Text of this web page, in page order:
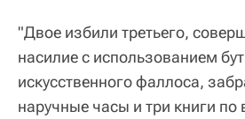
"Двое избили третьего,
насилие с использованием
искусственного фаллоса,
наручные часы и три книги по